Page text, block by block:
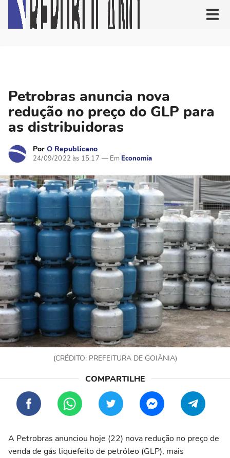
Petrobras anuncia nova
redução no preço do GLP para
as distribuidoras
Por O Republicano
24/09/2022 às 15:17 Economia
(CRÉDITO: PREFEITURA DE GOIÂNIA)
A Petrobras anunciou hoje (22) nova redução no preço de
venda de gás liquefeito de petróleo (GLP), mais